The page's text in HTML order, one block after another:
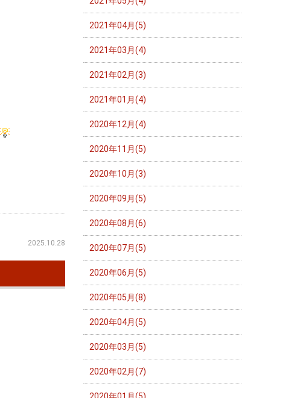
2025.10.28
2021年04月(5)
2021年03月(4)
2021年02月(3)
2021年01月(4)
2020年12月(4)
2020年11月(5)
2020年10月(3)
2020年09月(5)
2020年08月(6)
2020年07月(5)
2020年06月(5)
2020年05月(8)
2020年04月(5)
2020年03月(5)
2020年02月(7)